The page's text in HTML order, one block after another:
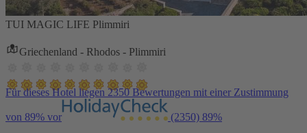
TUI MAGIC LIFE Plimmiri
Griechenland - Rhodos - Plimmiri
Für dieses Hotel liegen 2350 Bewertungen mit einer Zustimmung
von 89% vor (2350) 89%